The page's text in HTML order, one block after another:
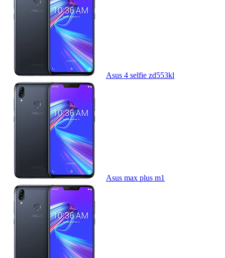
Asus 4 selfie zd553kl
Asus max plus m1